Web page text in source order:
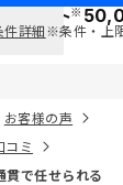
ポイント※
詳細※条件・上
お客様の声
コミ
貫で任せられる